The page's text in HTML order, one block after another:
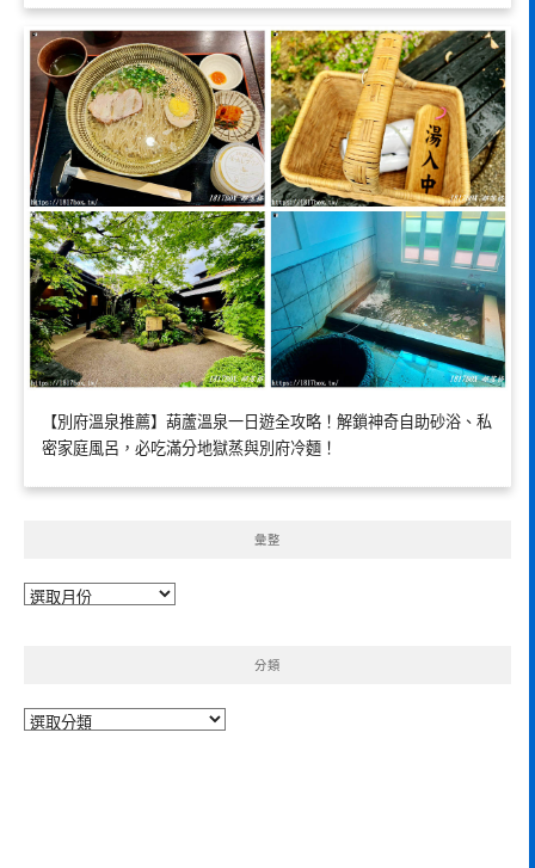
【別府溫泉推薦】葫蘆溫泉一日遊全攻略！解鎖神奇自助砂浴、私
密家庭風呂，必吃滿分地獄蒸與別府冷麵！
彙整
彙
分類
分